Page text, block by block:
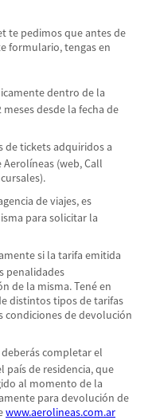
te pedimos que antes de
formulario, tengas en
dentro de la
desde la fecha de
de tickets adquiridos a
(web, Call
de viajes, es
para solicitar la
si la tarifa emitida
penalidades
de la misma. Tené en
distintos tipos de tarifas
condiciones de devolución
completar el
de residencia, que
al momento de la
para devolución de
www.aerolineas.com.ar